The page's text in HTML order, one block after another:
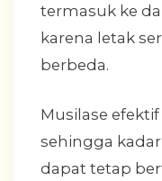
termasuk ke
karena letak
berbeda.
Musilase
sehingga
dapat tetap